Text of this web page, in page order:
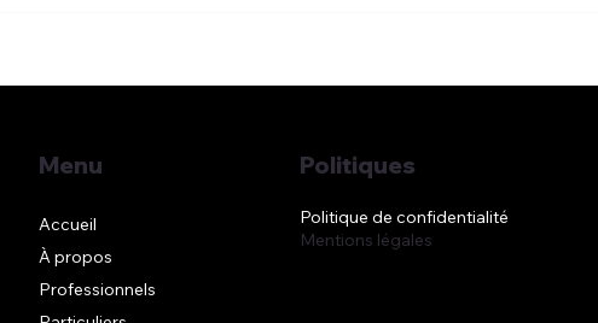
Menu
Accueil
À propos
Professionnels
Politiques
Politique de confidentialité
Mentions légales